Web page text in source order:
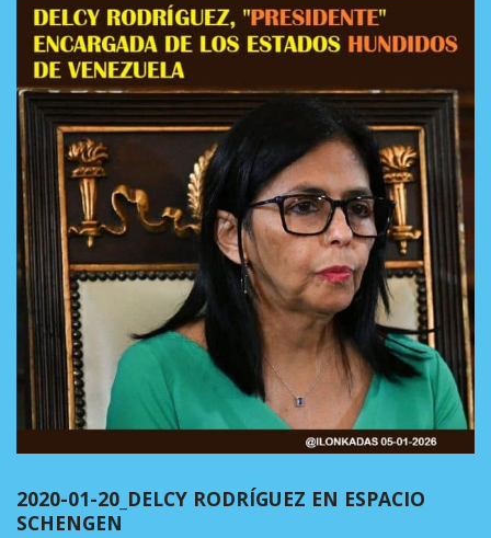
2020-01-20_DELCY RODRÍGUEZ EN ESPACIO
SCHENGEN